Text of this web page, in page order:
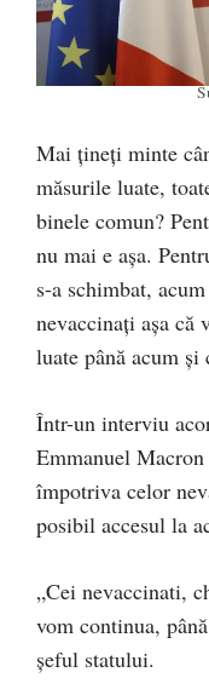
Mai țineți minte
măsurile luate,
binele comun?
nu mai e așa.
s-a schimbat,
nevaccinați așa că
luate până acum
Într-un interviu
Emmanuel Macron
împotriva celor
posibil accesul la
„Cei nevaccinati,
vom continua,
șeful statului.